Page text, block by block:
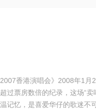
2007香港演唱会》2008年1
过票房数倍的纪录，这场“
记忆，是喜爱华仔的歌迷不